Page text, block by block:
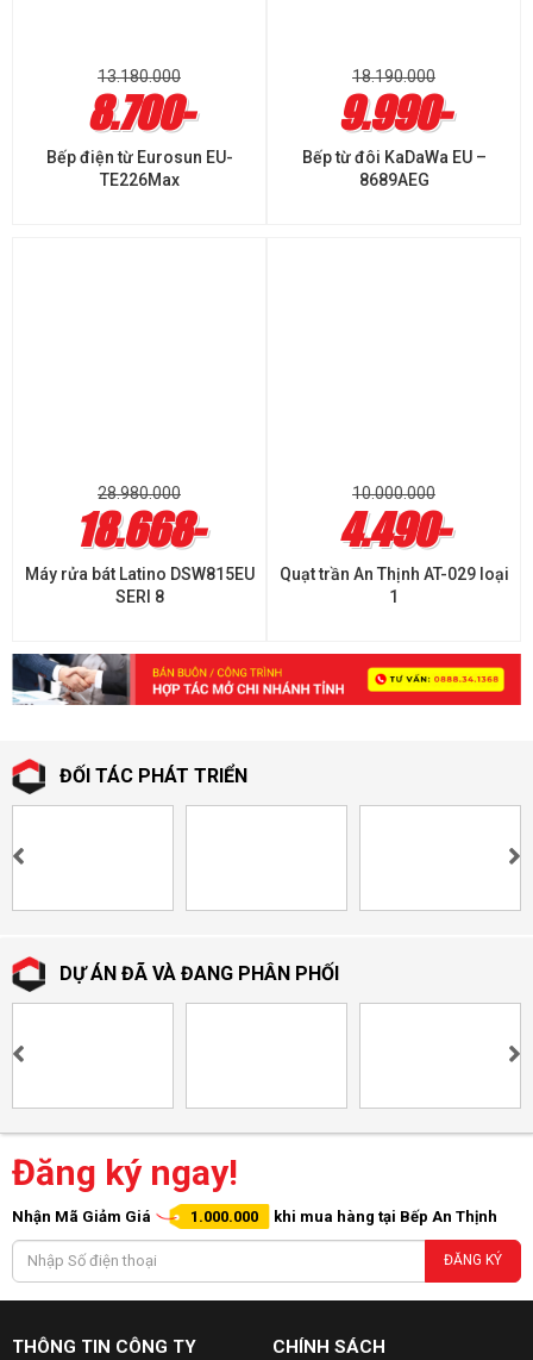
13.180.000
8.700-
Bếp điện từ Eurosun EU-
TE226Max
18.190.000
9.990-
Bếp từ đôi KaDaWa EU –
8689AEG
28.980.000
18.668-
Máy rửa bát Latino DSW815EU
SERI 8
10.000.000
4.490-
Quạt trần An Thịnh AT-029 loại
1
ĐỐI TÁC PHÁT TRIỂN
DỰ ÁN ĐÃ VÀ ĐANG PHÂN PHỐI
Đăng ký ngay!
Nhận Mã Giảm Giá 1.000.000 khi mua hàng tại Bếp An Thịnh
ĐĂNG KÝ
THÔNG TIN CÔNG TY CHÍNH SÁCH